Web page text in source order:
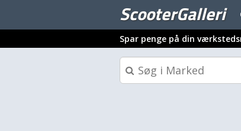
ScooterGalleri
Spar penge på din